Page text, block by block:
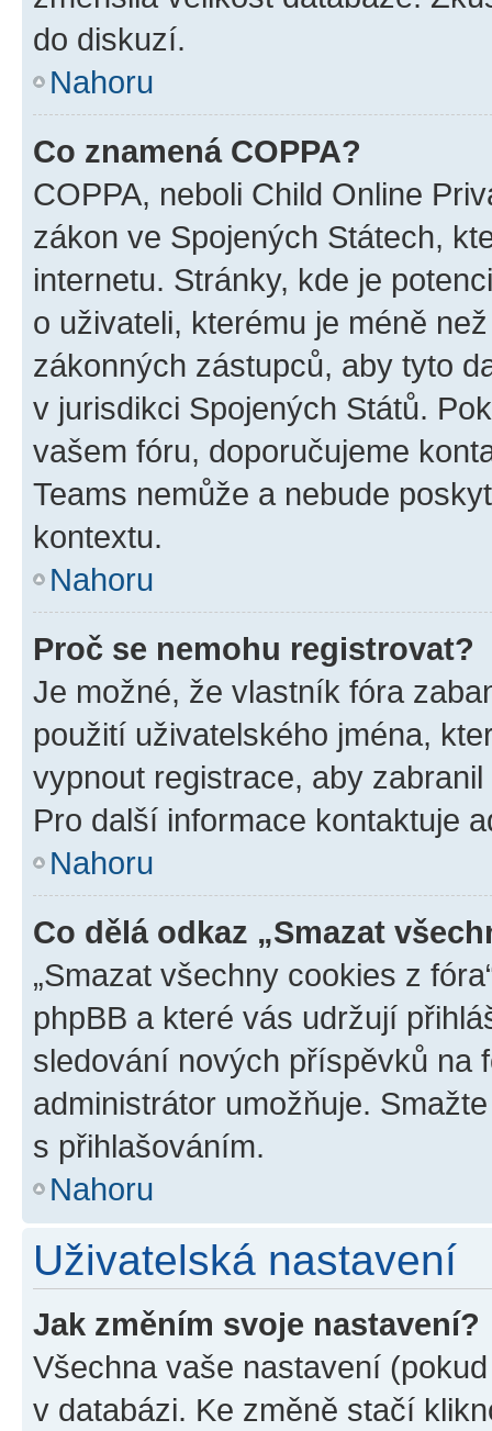
do diskuzí.
Nahoru
Co znamená COPPA?
COPPA, neboli Child Online
zákon ve Spojených Státech,
internetu. Stránky, kde je
o uživateli, kterému je méně
zákonných zástupců, aby tyto
v jurisdikci Spojených Států.
vašem fóru, doporučujeme
Teams nemůže a nebude
kontextu.
Nahoru
Proč se nemohu registrovat?
Je možné, že vlastník fóra
použití uživatelského jména,
vypnout registrace, aby
Pro další informace kontaktuje
Nahoru
Co dělá odkaz „Smazat
„Smazat všechny cookies z
phpBB a které vás udržují
sledování nových příspěvků na
administrátor umožňuje.
s přihlašováním.
Nahoru
Uživatelská nastavení
Jak změním svoje nastavení?
Všechna vaše nastavení
v databázi. Ke změně stačí